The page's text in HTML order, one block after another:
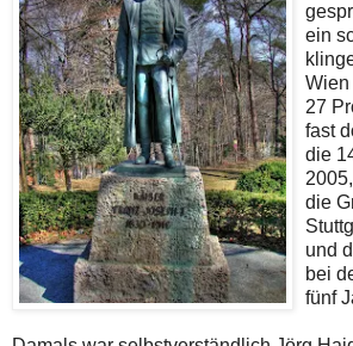
ein
Wien
27
fast
die
die
und
bei
fünf